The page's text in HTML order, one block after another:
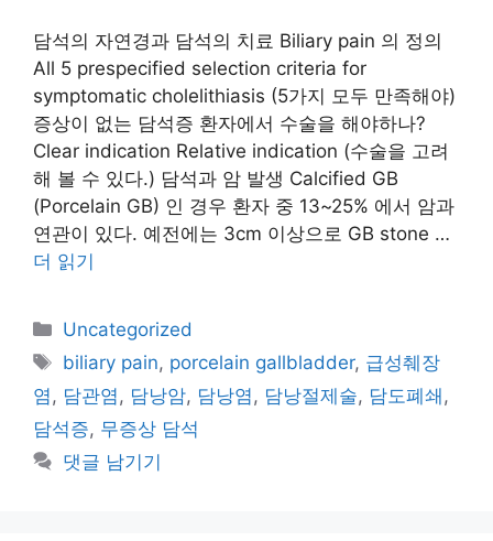
담석의 자연경과 담석의 치료 Biliary pain 의 정의
All 5 prespecified selection criteria for
symptomatic cholelithiasis (5가지 모두 만족해야)
증상이 없는 담석증 환자에서 수술을 해야하나?
Clear indication Relative indication (수술을 고려
해 볼 수 있다.) 담석과 암 발생 Calcified GB
(Porcelain GB) 인 경우 환자 중 13~25% 에서 암과
연관이 있다. 예전에는 3cm 이상으로 GB stone …
더 읽기
카
테
리
Uncategorized
태
그
biliary pain, porcelain gallbladder, 급성췌장
염, 담관염, 담낭암, 담낭염, 담낭절제술, 담도폐쇄 ,
담석증, 무증상 담석
댓글 남기기